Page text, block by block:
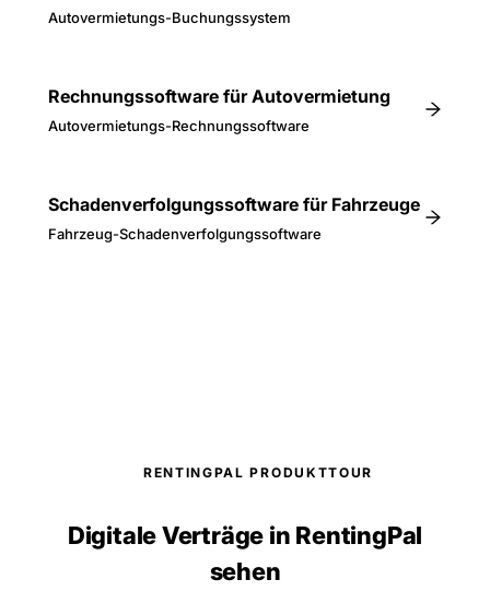
Autovermietungs-Buchungssystem
Rechnungssoftware für Autovermietung
Autovermietungs-Rechnungssoftware
Schadenverfolgungssoftware für Fahrzeuge
Fahrzeug-Schadenverfolgungssoftware
RENTINGPAL PRODUKTTOUR
Digitale Verträge in RentingPal
sehen